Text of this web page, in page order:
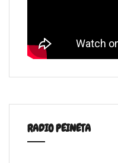
RADIO PEINETA